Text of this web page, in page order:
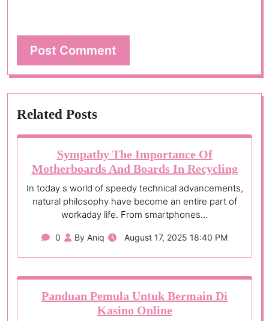
Related Posts
Sympathy The Importance Of
Motherboards And Boards In Recycling
In today s world of speedy technical advancements,
natural philosophy have become an entire part of
workaday life. From smartphones…
0 By Aniq August 17, 2025 18:40 PM
Panduan Pemula Untuk Bermain Di
Kasino Online